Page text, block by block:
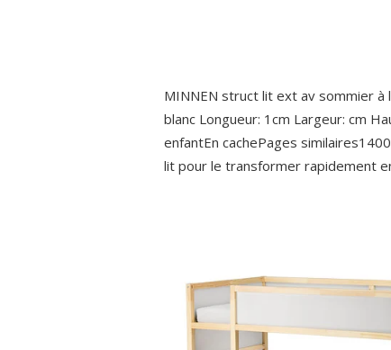
MINNEN struct lit ext av sommier à
blanc Longueur: 1cm Largeur: cm
enfantEn cachePages
lit pour le transformer rapidement